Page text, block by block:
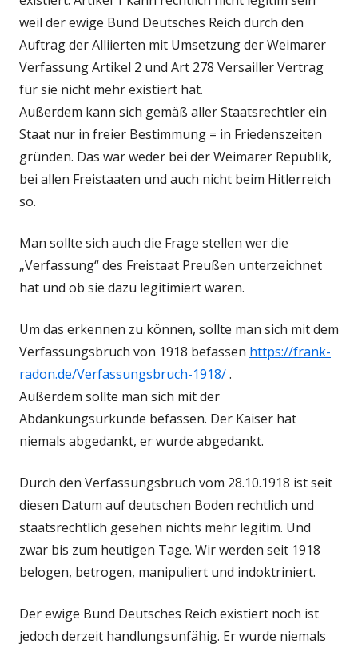
weil der ewige Bund Deutsches Reich durch den
Auftrag der Alliierten mit Umsetzung der Weimarer
Verfassung Artikel 2 und Art 278 Versailler Vertrag
für sie nicht mehr existiert hat.
Außerdem kann sich gemäß aller Staatsrechtler ein
Staat nur in freier Bestimmung = in Friedenszeiten
gründen. Das war weder bei der Weimarer Republik,
bei allen Freistaaten und auch nicht beim Hitlerreich
so.
Man sollte sich auch die Frage stellen wer die
„Verfassung“ des Freistaat Preußen unterzeichnet
hat und ob sie dazu legitimiert waren.
Um das erkennen zu können, sollte man sich mit dem
Verfassungsbruch von 1918 befassen https://frank-
radon.de/Verfassungsbruch-1918/.
Außerdem sollte man sich mit der
Abdankungsurkunde befassen. Der Kaiser hat
niemals abgedankt, er wurde abgedankt.
Durch den Verfassungsbruch vom 28.10.1918 ist seit
diesen Datum auf deutschen Boden rechtlich und
staatsrechtlich gesehen nichts mehr legitim. Und
zwar bis zum heutigen Tage. Wir werden seit 1918
belogen, betrogen, manipuliert und indoktriniert.
Der ewige Bund Deutsches Reich existiert noch ist
jedoch derzeit handlungsunfähig. Er wurde niemals